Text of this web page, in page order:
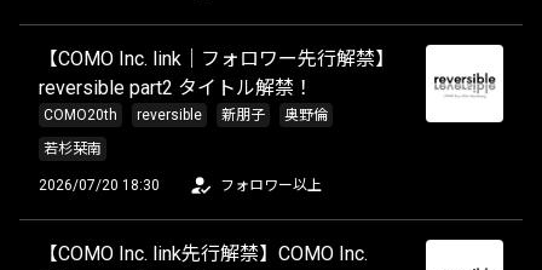
【COMO Inc. link｜フォロワー先行解禁】
reversible part2 タイトル解禁！
COMO20th reversible 新朋子
奥野倫
若杉栞南
2026/07/20 18:30 フォロワー以上
【COMO Inc. link先行解禁】COMO Inc.